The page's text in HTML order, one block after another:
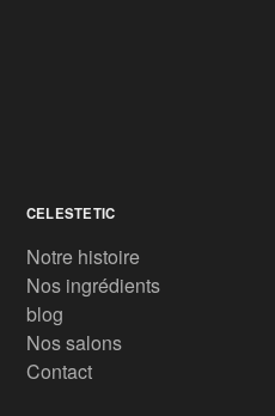
CELESTETIC
Notre histoire
Nos ingrédients
blog
Nos salons
Contact